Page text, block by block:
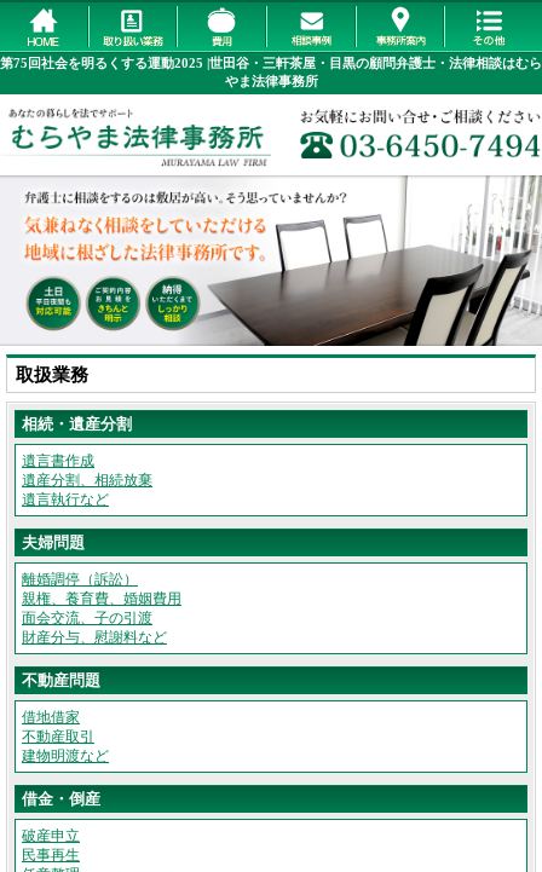
第75回社会を明るくする運動2025 |世田谷・三軒茶屋・目黒の顧問弁護士・法律相談はむら
やま法律事務所
取扱業務
相続・遺産分割
遺言書作成
遺産分割、相続放棄
遺言執行など
夫婦問題
離婚調停（訴訟）
親権、養育費、婚姻費用
面会交流、子の引渡
財産分与、慰謝料など
不動産問題
借地借家
不動産取引
建物明渡など
借金・倒産
破産申立
民事再生